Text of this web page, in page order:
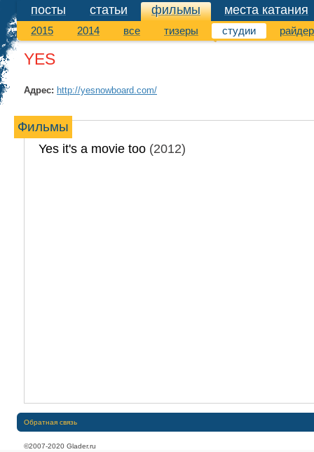
посты статьи фильмы
фильмы места катания
2015 2014 все тизеры студии
YES
Адрес: http://yesnowboard.com/
Фильмы
Yes it's a movie too (2012)
Обратная связь
©2007-2020 Glader.ru